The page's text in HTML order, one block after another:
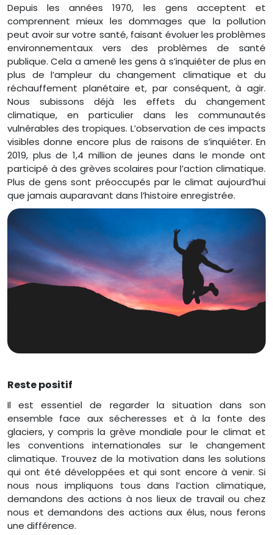
Depuis les années 1970, les gens acceptent et
comprennent mieux les dommages que la pollution
peut avoir sur votre santé, faisant évoluer les problèmes
environnementaux vers des problèmes de santé
publique. Cela a amené les gens à s’inquiéter de plus en
plus de l’ampleur du changement climatique et du
réchauffement planétaire et, par conséquent, à agir.
Nous subissons déjà les effets du changement
climatique, en particulier dans les communautés
vulnérables des tropiques. L’observation de ces impacts
visibles donne encore plus de raisons de s’inquiéter. En
2019, plus de 1,4 million de jeunes dans le monde ont
participé à des grèves scolaires pour l’action climatique.
Plus de gens sont préoccupés par le climat aujourd’hui
que jamais auparavant dans l’histoire enregistrée.
Reste positif
Il est essentiel de regarder la situation dans son
ensemble face aux sécheresses et à la fonte des
glaciers, y compris la grève mondiale pour le climat et
les conventions internationales sur le changement
climatique. Trouvez de la motivation dans les solutions
qui ont été développées et qui sont encore à venir. Si
nous nous impliquons tous dans l’action climatique,
demandons des actions à nos lieux de travail ou chez
nous et demandons des actions aux élus, nous ferons
une différence.